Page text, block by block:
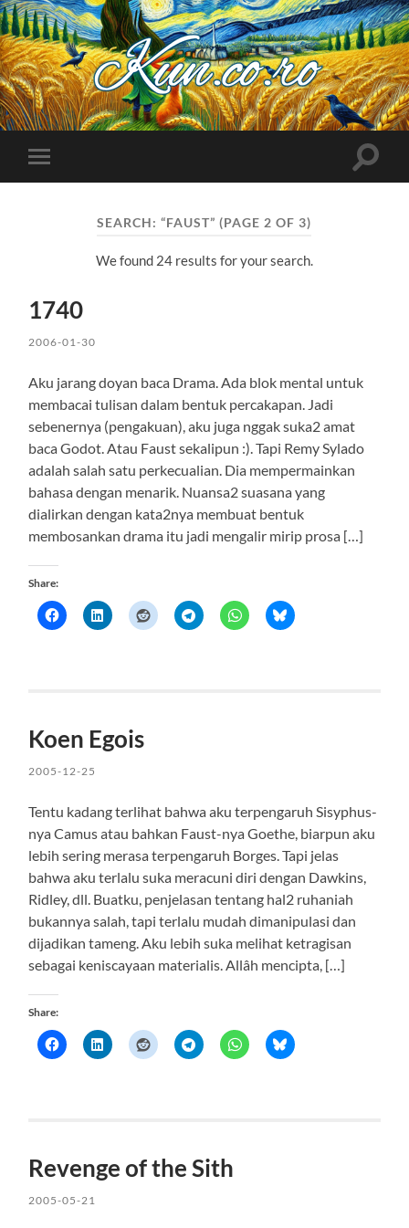
Kuncoro++
Toggle
mobile
Toggle
SEARCH: “FAUST”(PAGE 2 OF 3)
We found 24 results for your search.
1740
2006-01-30
Aku jarang doyan baca Drama. Ada blok mental untuk
membacai tulisan dalam bentuk percakapan. Jadi
sebenernya (pengakuan), aku juga nggak suka2 amat
baca Godot. Atau Faust sekalipun :). Tapi Remy Sylado
adalah salah satu perkecualian. Dia mempermainkan
bahasa dengan menarik. Nuansa2 suasana yang
dialirkan dengan kata2nya membuat bentuk
membosankan drama itu jadi mengalir mirip prosa […]
Share:
Koen Egois
2005-12-25
Tentu kadang terlihat bahwa aku terpengaruh Sisyphus-
nya Camus atau bahkan Faust-nya Goethe, biarpun aku
lebih sering merasa terpengaruh Borges. Tapi jelas
bahwa aku terlalu suka meracuni diri dengan Dawkins,
Ridley, dll. Buatku, penjelasan tentang hal2 ruhaniah
bukannya salah, tapi terlalu mudah dimanipulasi dan
dijadikan tameng. Aku lebih suka melihat ketragisan
sebagai keniscayaan materialis. Allâh mencipta, […]
Share:
Revenge of the Sith
2005-05-21